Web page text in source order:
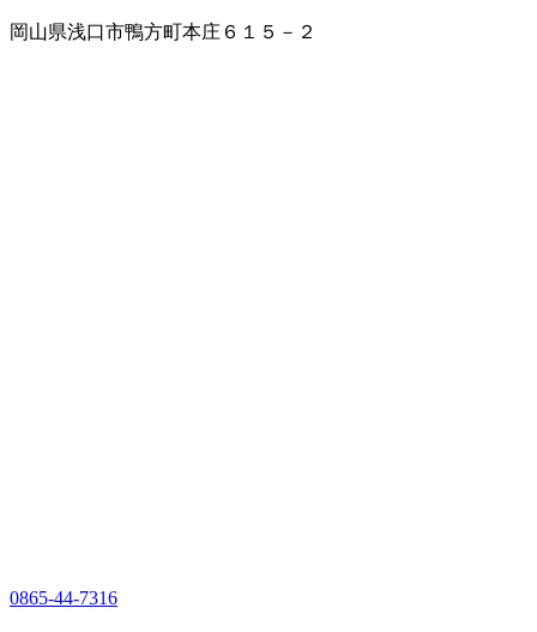
岡山県浅口市鴨方町本庄６１５－２
0865-44-7316